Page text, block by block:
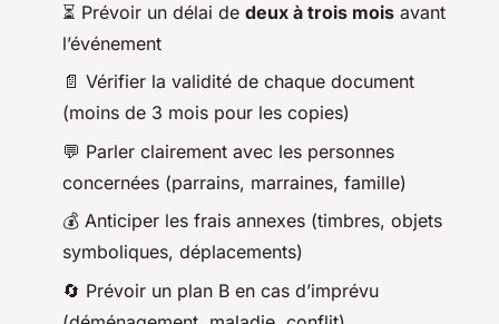
⏳ Prévoir un délai de deux à trois mois avant
l’événement
📄 Vérifier la validité de chaque document
(moins de 3 mois pour les copies)
💬 Parler clairement avec les personnes
concernées (parrains, marraines, famille)
💰 Anticiper les frais annexes (timbres, objets
symboliques, déplacements)
🔄 Prévoir un plan B en cas d’imprévu